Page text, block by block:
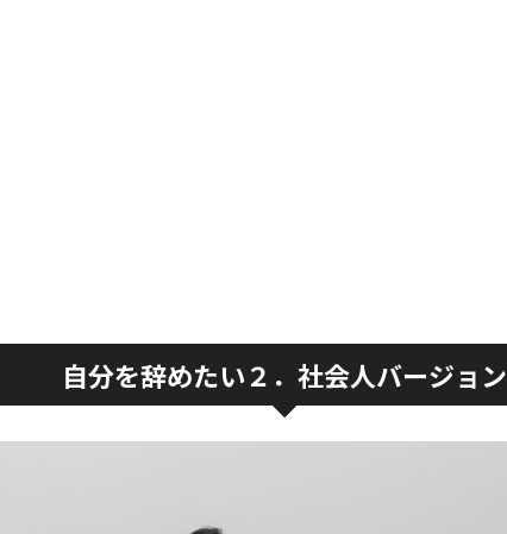
自分を辞めたい２．社会人バージョン